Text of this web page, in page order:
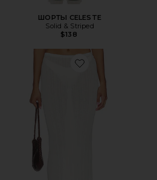
ШОРТЫ CELESTE
Solid & Striped
$138
Favorite ЮБКА RIANNE